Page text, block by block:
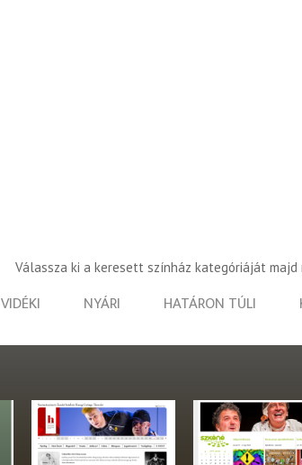
Válassza ki a keresett színház kategóriáját
VIDÉKI NYÁRI HATÁRON TÚLI